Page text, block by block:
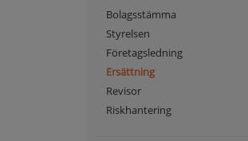
Bolagsstämma
Styrelsen
Företagsledning
Ersättning
Revisor
Riskhantering